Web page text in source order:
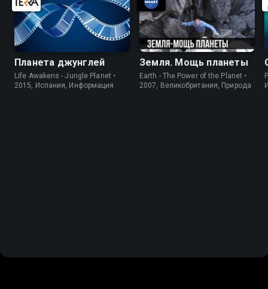
Планета джунглей
Life Awakens - Jungle Planet •
2015, Испания, Информация
Земля. Мощь планеты
Earth - The Power of the Planet •
2007, Великобритания, Природа